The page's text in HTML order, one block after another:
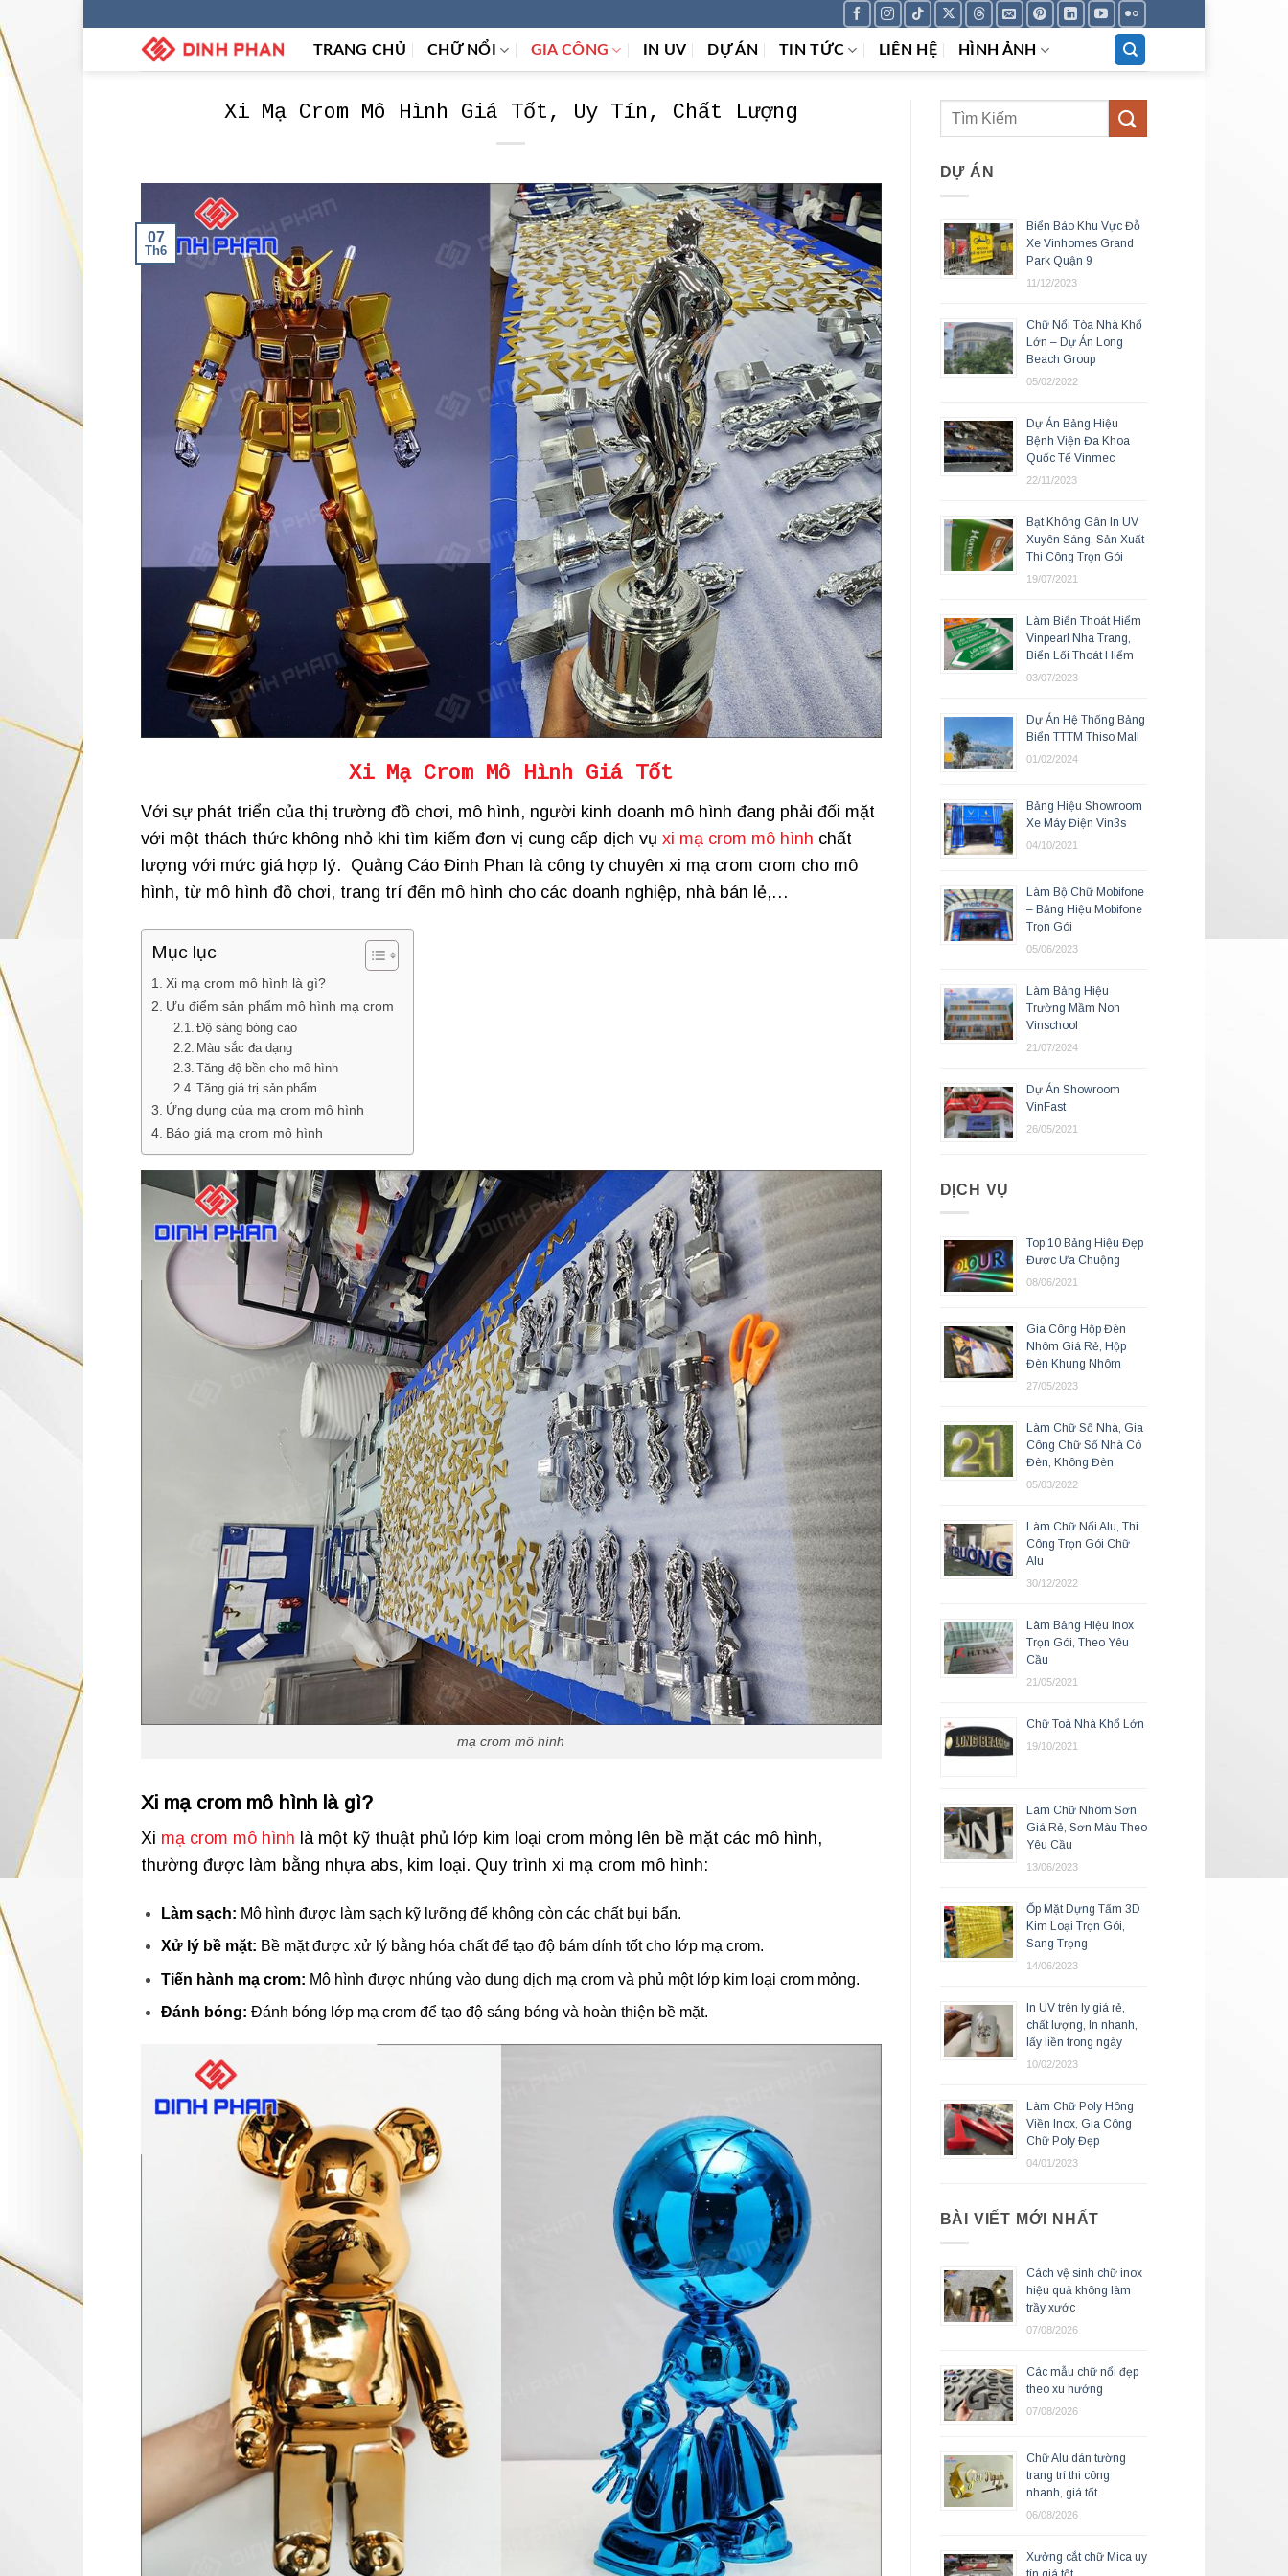
TRANG CHỦ CHỮ NỔI GIA CÔNG IN UV DỰ ÁN TIN TỨC LIÊN HỆ HÌNH ẢNH
Xi Mạ Crom Mô Hình Giá Tốt, Uy Tín, Chất Lượng
07
Th6
Xi Mạ Crom Mô Hình Giá Tốt
Với sự phát triển của thị trường đồ chơi, mô hình, người kinh doanh mô hình đang phải đối mặt
với một thách thức không nhỏ khi tìm kiếm đơn vị cung cấp dịch vụ xi mạ crom mô hình chất
lượng với mức giá hợp lý. Quảng Cáo Đinh Phan là công ty chuyên xi mạ crom crom cho mô
hình, từ mô hình đồ chơi, trang trí đến mô hình cho các doanh nghiệp, nhà bán lẻ,…
Mục lục
Xi mạ crom mô hình là gì?
Ưu điểm sản phẩm mô hình mạ crom
Độ sáng bóng cao
Màu sắc đa dạng
Tăng độ bền cho mô hình
Tăng giá trị sản phẩm
Ứng dụng của mạ crom mô hình
Báo giá mạ crom mô hình
mạ crom mô hình
Xi mạ crom mô hình là gì?
Xi mạ crom mô hình là một kỹ thuật phủ lớp kim loại crom mỏng lên bề mặt các mô hình,
thường được làm bằng nhựa abs, kim loại. Quy trình xi mạ crom mô hình:
Làm sạch: Mô hình được làm sạch kỹ lưỡng để không còn các chất bụi bẩn.
Xử lý bề mặt: Bề mặt được xử lý bằng hóa chất để tạo độ bám dính tốt cho lớp mạ crom.
Tiến hành mạ crom: Mô hình được nhúng vào dung dịch mạ crom và phủ một lớp kim loại crom mỏng.
Đánh bóng: Đánh bóng lớp mạ crom để tạo độ sáng bóng và hoàn thiện bề mặt.
DỰ ÁN
Biển Báo Khu Vực Đỗ
Xe Vinhomes Grand
Park Quận 9
11/12/2023
Chữ Nổi Tòa Nhà Khổ
Lớn – Dự Án Long
Beach Group
05/02/2022
Dự Án Bảng Hiệu
Bệnh Viện Đa Khoa
Quốc Tế Vinmec
22/11/2023
Bạt Không Gân In UV
Xuyên Sáng, Sản Xuất
Thi Công Trọn Gói
19/07/2021
Làm Biển Thoát Hiểm
Vinpearl Nha Trang,
Biển Lối Thoát Hiểm
03/07/2023
Dự Án Hệ Thống Bảng
Biển TTTM Thiso Mall
01/02/2024
Bảng Hiệu Showroom
Xe Máy Điện Vin3s
04/10/2021
Làm Bộ Chữ Mobifone
– Bảng Hiệu Mobifone
Trọn Gói
05/06/2023
Làm Bảng Hiệu
Trường Mầm Non
Vinschool
21/07/2024
Dự Án Showroom
VinFast
26/05/2021
DỊCH VỤ
Top 10 Bảng Hiệu Đẹp
Được Ưa Chuộng
08/06/2021
Gia Công Hộp Đèn
Nhôm Giá Rẻ, Hộp
Đèn Khung Nhôm
27/05/2023
Làm Chữ Số Nhà, Gia
Công Chữ Số Nhà Có
Đèn, Không Đèn
05/03/2022
Làm Chữ Nổi Alu, Thi
Công Trọn Gói Chữ
Alu
30/12/2022
Làm Bảng Hiệu Inox
Trọn Gói, Theo Yêu
Cầu
21/05/2021
Chữ Toà Nhà Khổ Lớn
19/10/2021
Làm Chữ Nhôm Sơn
Giá Rẻ, Sơn Màu Theo
Yêu Cầu
13/06/2023
Ốp Mặt Dựng Tấm 3D
Kim Loại Trọn Gói,
Sang Trọng
14/06/2023
In UV trên ly giá rẻ,
chất lượng, In nhanh,
lấy liền trong ngày
10/02/2023
Làm Chữ Poly Hông
Viền Inox, Gia Công
Chữ Poly Đẹp
04/01/2023
BÀI VIẾT MỚI NHẤT
Cách vệ sinh chữ inox
hiệu quả không làm
trầy xước
07/08/2026
Các mẫu chữ nổi đẹp
theo xu hướng
07/08/2026
Chữ Alu dán tường
trang trí thi công
nhanh, giá tốt
06/08/2026
Xưởng cắt chữ Mica uy